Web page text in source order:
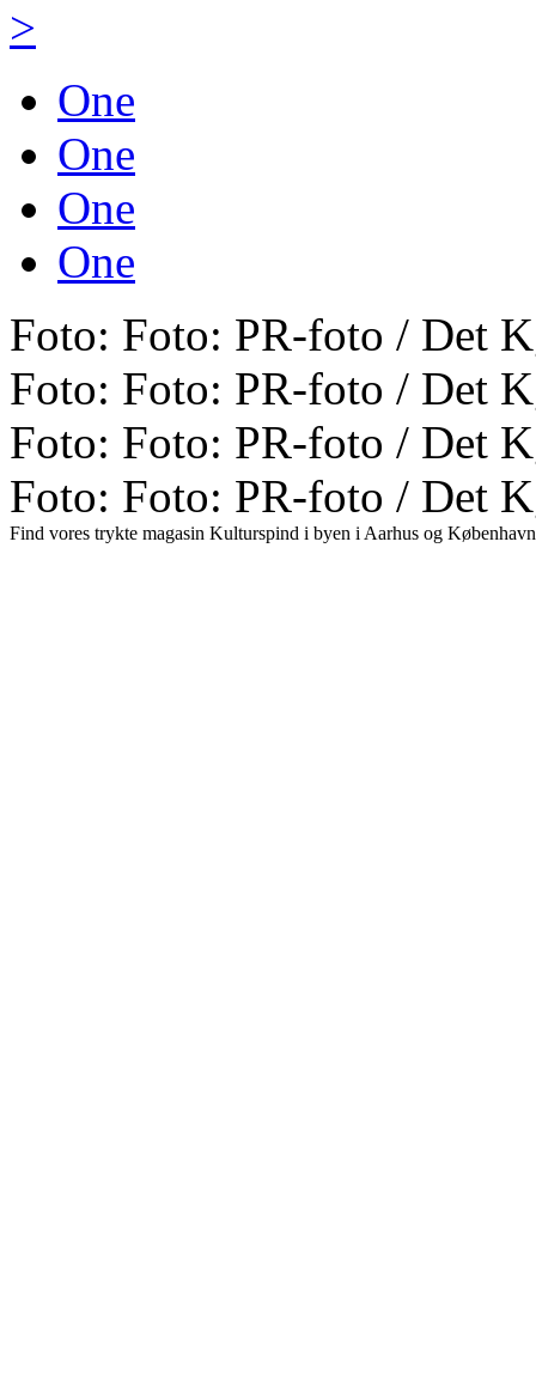
>
One
One
One
One
Foto: Foto: PR-foto / Det
Foto: Foto: PR-foto / Det
Foto: Foto: PR-foto / Det
Foto: Foto: PR-foto / Det
Find vores trykte magasin Kulturspind i byen i Aarhus og København